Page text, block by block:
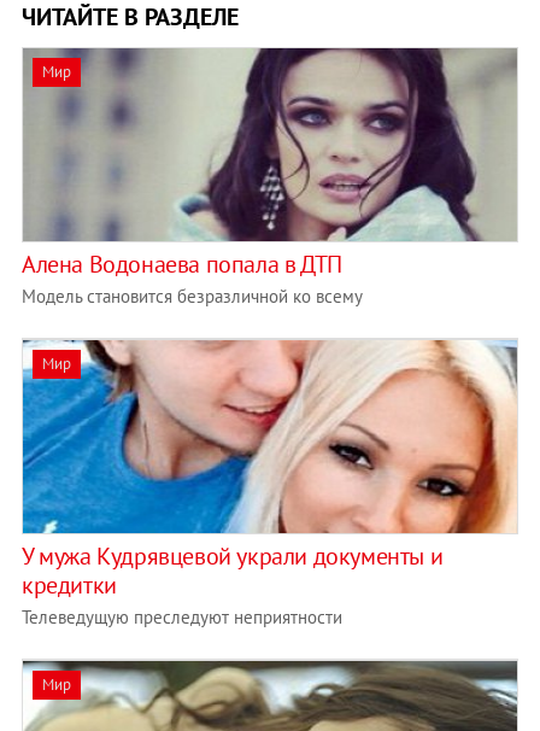
ЧИТАЙТЕ В РАЗДЕЛЕ
Мир
Алена Водонаева попала в ДТП
Модель становится безразличной ко всему
Мир
У мужа Кудрявцевой украли документы и
кредитки
Телеведущую преследуют неприятности
Мир